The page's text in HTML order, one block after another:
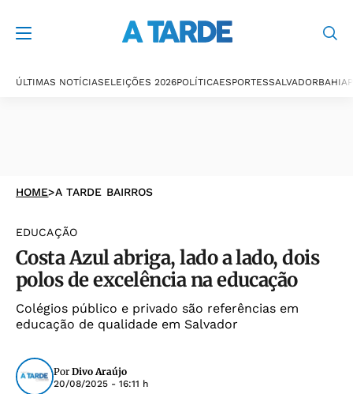
ÚLTIMAS NOTÍCIASELEIÇÕES 2026POLÍTICAESPORTESSALVADORBAHIA
HOME>A TARDE BAIRROS
EDUCAÇÃO
Costa Azul abriga, lado a lado, dois
polos de excelência na educação
Colégios público e privado são referências em
educação de qualidade em Salvador
Por Divo Araújo
20/08/2025 - 16:11 h